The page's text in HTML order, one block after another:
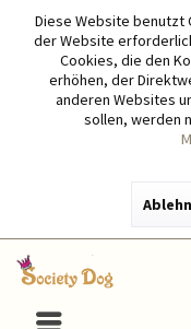
Diese Website benutzt
der Website
Cookies, die den
erhöhen, der
anderen Websites
sollen, werden